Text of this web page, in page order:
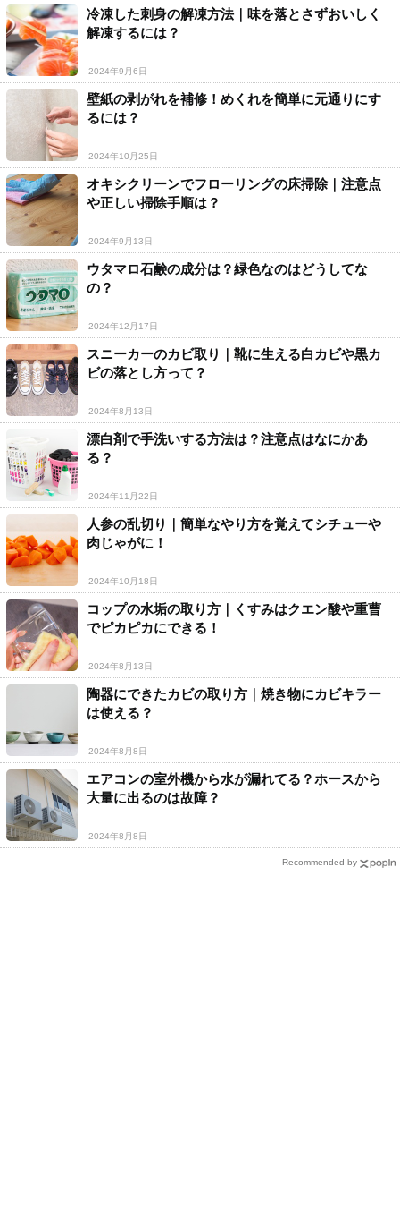
冷凍した刺身の解凍方法｜味を落とさずおいしく
解凍するには？
2024年9月6日
壁紙の剥がれを補修！めくれを簡単に元通りにす
るには？
2024年10月25日
オキシクリーンでフローリングの床掃除｜注意点
や正しい掃除手順は？
2024年9月13日
ウタマロ石鹸の成分は？緑色なのはどうしてな
の？
2024年12月17日
スニーカーのカビ取り｜靴に生える白カビや黒カ
ビの落とし方って？
2024年8月13日
漂白剤で手洗いする方法は？注意点はなにかあ
る？
2024年11月22日
人参の乱切り｜簡単なやり方を覚えてシチューや
肉じゃがに！
2024年10月18日
コップの水垢の取り方｜くすみはクエン酸や重曹
でピカピカにできる！
2024年8月13日
陶器にできたカビの取り方｜焼き物にカビキラー
は使える？
2024年8月8日
エアコンの室外機から水が漏れてる？ホースから
大量に出るのは故障？
2024年8月8日
Recommended by